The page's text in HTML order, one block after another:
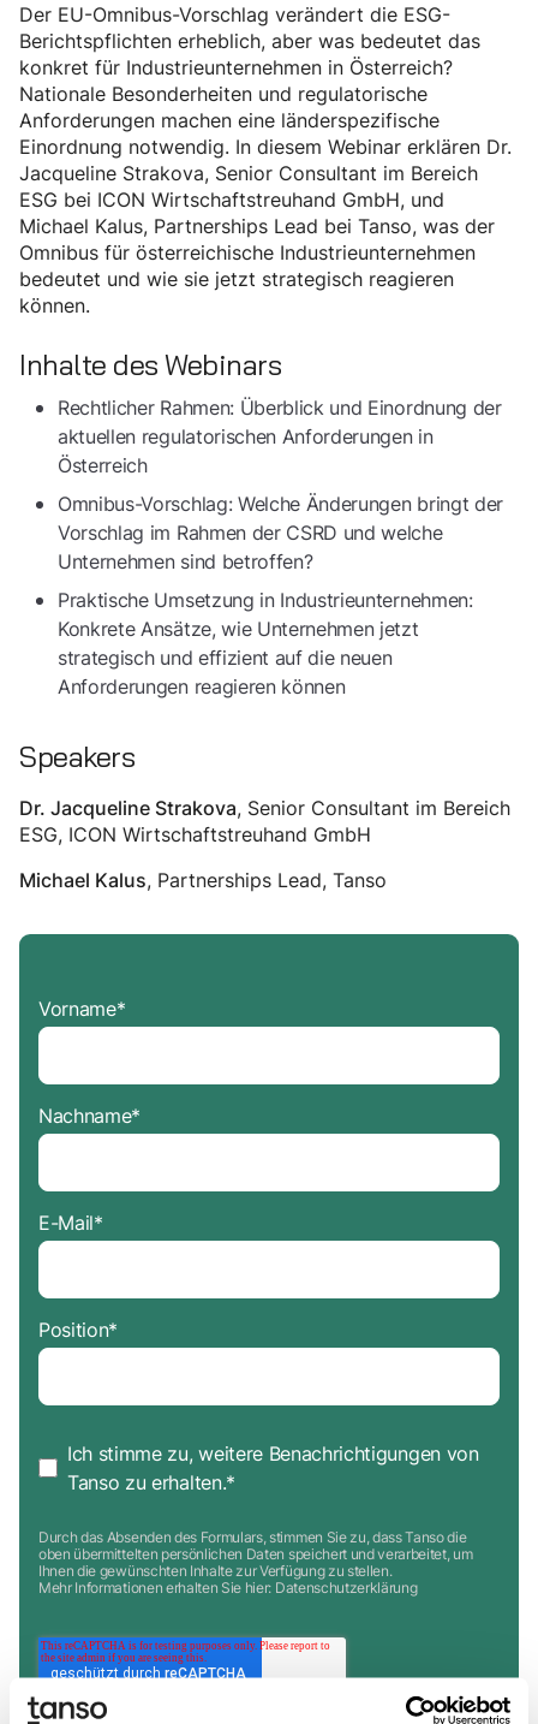
Der EU-Omnibus-Vorschlag verändert die ESG-
Berichtspflichten erheblich, aber was bedeutet das
konkret für Industrieunternehmen in Österreich?
Nationale Besonderheiten und regulatorische
Anforderungen machen eine länderspezifische
Einordnung notwendig. In diesem Webinar erklären Dr.
Jacqueline Strakova, Senior Consultant im Bereich
ESG bei ICON Wirtschaftstreuhand GmbH, und
Michael Kalus, Partnerships Lead bei Tanso, was der
Omnibus für österreichische Industrieunternehmen
bedeutet und wie sie jetzt strategisch reagieren
können.
Inhalte des Webinars
Rechtlicher Rahmen: Überblick und Einordnung der
aktuellen regulatorischen Anforderungen in
Österreich
Omnibus-Vorschlag: Welche Änderungen bringt der
Vorschlag im Rahmen der CSRD und welche
Unternehmen sind betroffen?
Praktische Umsetzung in Industrieunternehmen:
Konkrete Ansätze, wie Unternehmen jetzt
strategisch und effizient auf die neuen
Anforderungen reagieren können
Speakers
Dr. Jacqueline Strakova, Senior Consultant im Bereich
ESG, ICON Wirtschaftstreuhand GmbH
Michael Kalus, Partnerships Lead, Tanso
Vorname*
Nachname*
E-Mail*
Position*
Ich stimme zu, weitere Benachrichtigungen von
Tanso zu erhalten.*
Durch das Absenden des Formulars, stimmen Sie zu, dass Tanso die
oben übermittelten persönlichen Daten speichert und verarbeitet, um
Ihnen die gewünschten Inhalte zur Verfügung zu stellen.
Mehr Informationen erhalten Sie hier: Datenschutzerklärung